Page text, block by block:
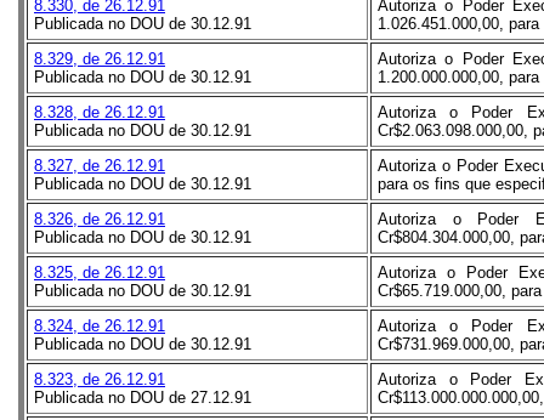
8.330, de 26.12.91
Publicada no DOU de 30.12.91
Autoriza o Poder
1.026.451.000,00,
8.329, de 26.12.91
Publicada no DOU de 30.12.91
Autoriza o Poder
1.200.000.000,00,
8.328, de 26.12.91
Publicada no DOU de 30.12.91
Autoriza o Poder
Cr$2.063.098.000,00,
8.327, de 26.12.91
Publicada no DOU de 30.12.91
Autoriza o Poder
para os fins que
8.326, de 26.12.91
Publicada no DOU de 30.12.91
Autoriza o Poder
Cr$804.304.000,00,
8.325, de 26.12.91
Publicada no DOU de 30.12.91
Autoriza o Poder
Cr$65.719.000,00,
8.324, de 26.12.91
Publicada no DOU de 30.12.91
Autoriza o Poder
Cr$731.969.000,00,
8.323, de 26.12.91
Publicada no DOU de 27.12.91
Autoriza o Poder